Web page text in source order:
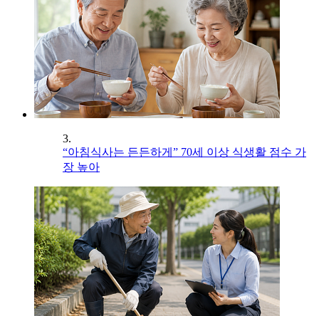
3.
“아침식사는 든든하게” 70세 이상 식생활 점수 가
장 높아